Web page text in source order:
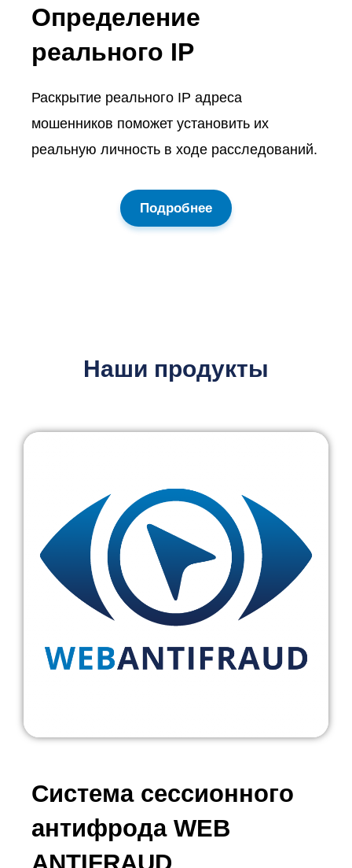
Определение
реального IP
Раскрытие реального IP адреса
мошенников поможет установить их
реальную личность в ходе расследований.
Подробнее
Наши продукты
Система сессионного
антифрода WEB